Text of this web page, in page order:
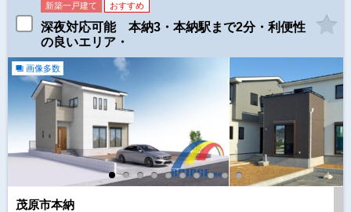
新築一戸建て おすすめ
深夜対応可能 本納3・本納駅まで2分・利便性
の良いエリア・
画像多数
茂原市本納